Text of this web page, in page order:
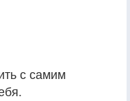
с самим